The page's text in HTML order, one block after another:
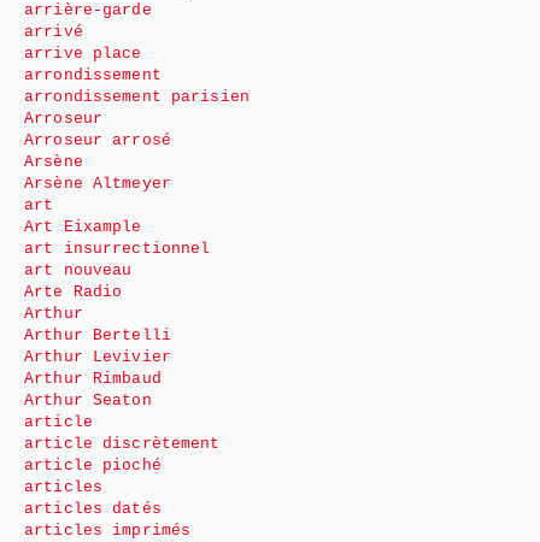
arrière-garde
arrivé
arrive place
arrondissement
arrondissement parisien
Arroseur
Arroseur arrosé
Arsène
Arsène Altmeyer
art
Art Eixample
art insurrectionnel
art nouveau
Arte Radio
Arthur
Arthur Bertelli
Arthur Levivier
Arthur Rimbaud
Arthur Seaton
article
article discrètement
article pioché
articles
articles datés
articles imprimés